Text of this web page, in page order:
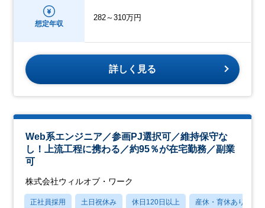
想定年収
282～310万円
詳しく見る
Web系エンジニア／参画PJ選択可／維持保守な
し！上流工程に携わる／約95％が在宅勤務／副業
可
株式会社ウィルオブ・ワーク
正社員採用 土日祝休み 休日120日以上 産休・育休あり